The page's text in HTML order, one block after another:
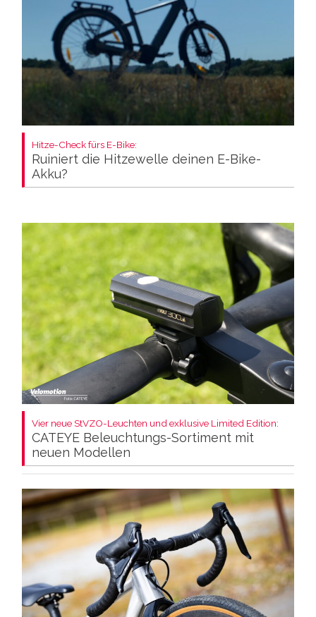
Hitze-Check fürs E-Bike:
Ruiniert die Hitzewelle deinen E-Bike-
Akku?
Vier neue StVZO-Leuchten und exklusive Limited Edition:
CATEYE Beleuchtungs-Sortiment mit
neuen Modellen